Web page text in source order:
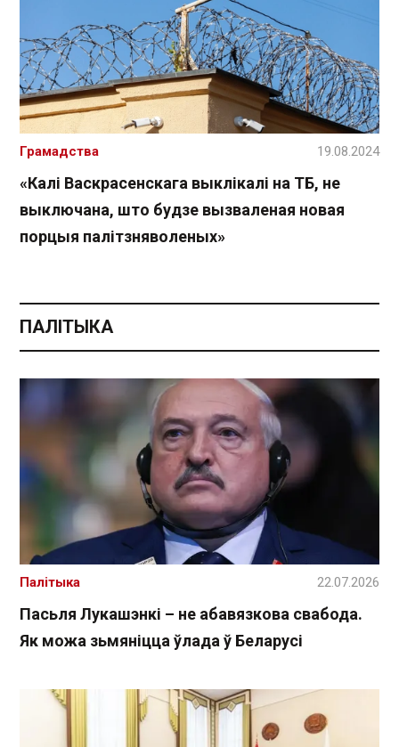
«Калі Васкрасенскага выклікалі на ТБ, не
выключана, што будзе вызваленая новая
порцыя палітзняволеных»
Грамадства 19.08.2024
ПАЛІТЫКА
Пасьля Лукашэнкі – не абавязкова свабода.
Як можа зьмяніцца ўлада ў Беларусі
Палітыка 22.07.2026